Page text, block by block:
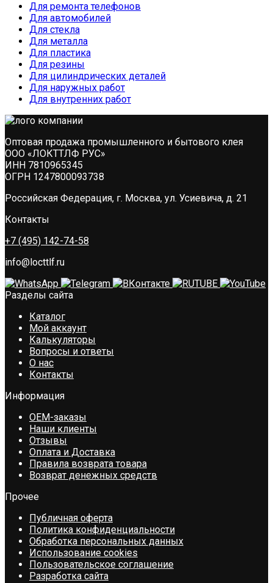
Для ремонта телефонов
Для автомобилей
Для стекла
Для металла
Для пластика
Для резины
Для цилиндрических деталей
Для наружных работ
Для внутренних работ
Оптовая продажа промышленного и бытового клея
ООО «ЛОКТТЛФ РУС»
ИНН 7810965345
ОГРН 1247800093738
Российская Федерация, г. Москва, ул. Усиевича, д. 21
Контакты
+7 (495) 142-74-58
info@locttlf.ru
Разделы сайта
Каталог
Мой аккаунт
Калькуляторы
Вопросы и ответы
О нас
Контакты
Информация
OEM-заказы
Наши клиенты
Отзывы
Оплата и Доставка
Правила возврата товара
Возврат денежных средств
Прочее
Публичная оферта
Политика конфиденциальности
Обработка персональных данных
Использование cookies
Пользовательское соглашение
Разработка сайта